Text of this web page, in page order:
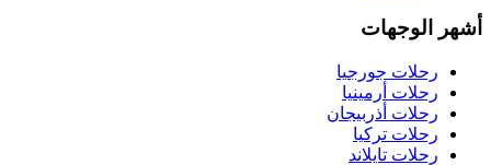
أشهر الوجهات
رحلات جورجيا
رحلات أرمينيا
رحلات أذربيجان
رحلات تركيا
رحلات تايلاند